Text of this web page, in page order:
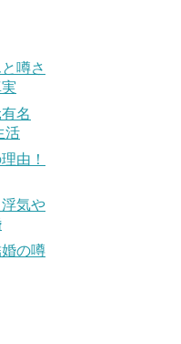
噂さ
名
活
由！
気や
の噂